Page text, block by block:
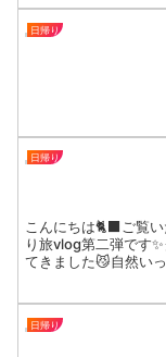
日帰り
日帰り
こんにちは🐈‍⬛ご覧
り旅vlog第二弾です
てきました😼自然い
日帰り